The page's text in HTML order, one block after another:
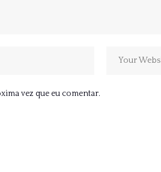
vez que eu comentar.